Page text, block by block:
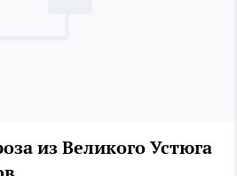
из Великого Устюга